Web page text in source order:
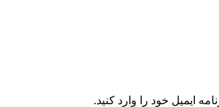
ایمیل خود را وارد کنید.